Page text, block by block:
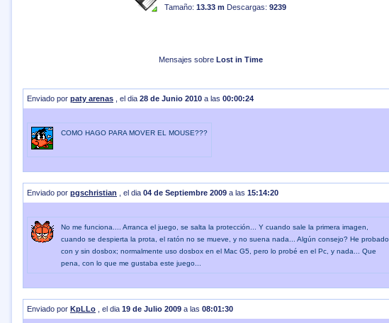
Tamaño: 13.33 m Descargas: 9239
Mensajes sobre Lost in Time
Enviado por paty arenas , el dia 28 de Junio 2010 a las 00:00:24
COMO HAGO PARA MOVER EL MOUSE???
Enviado por pgschristian , el dia 04 de Septiembre 2009 a las 15:14:20
No me funciona.... Arranca el juego, se salta la protección... Y cuando sale la primera imagen,
cuando se despierta la prota, el ratón no se mueve, y no suena nada... Algún consejo? He probado
con y sin dosbox; normalmente uso dosbox en el Mac G5, pero lo probé en el Pc, y nada... Que
pena, con lo que me gustaba este juego...
Enviado por KpLLo , el dia 19 de Julio 2009 a las 08:01:30